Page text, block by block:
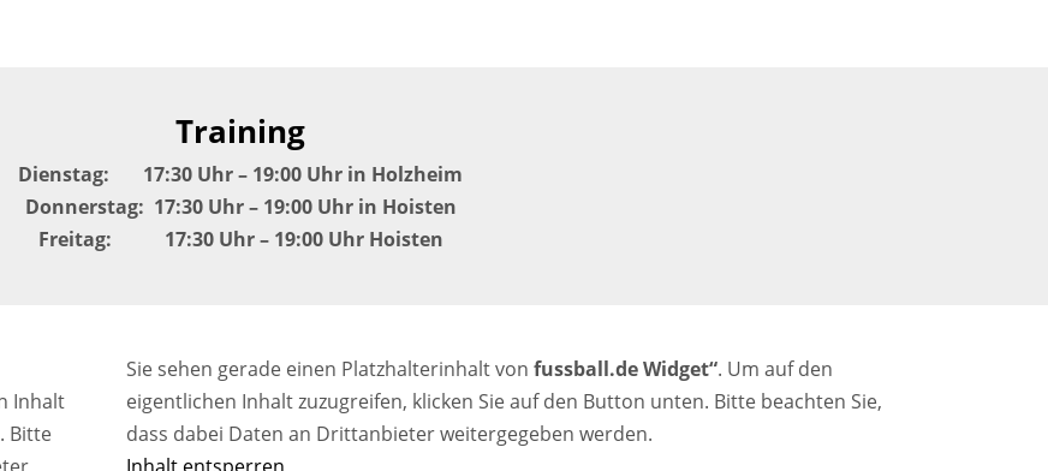
Training
Dienstag: 17:30 Uhr – 19:00 Uhr in Holzheim
Donnerstag: 17:30 Uhr – 19:00 Uhr in Hoisten
Freitag: 17:30 Uhr – 19:00 Uhr Hoisten
Inhalt
Bitte
Sie sehen gerade einen Platzhalterinhalt vonfussball.de Widget“. Um auf den
eigentlichen Inhalt zuzugreifen, klicken Sie auf den Button unten. Bitte beachten Sie,
dass dabei Daten an Drittanbieter weitergegeben werden.